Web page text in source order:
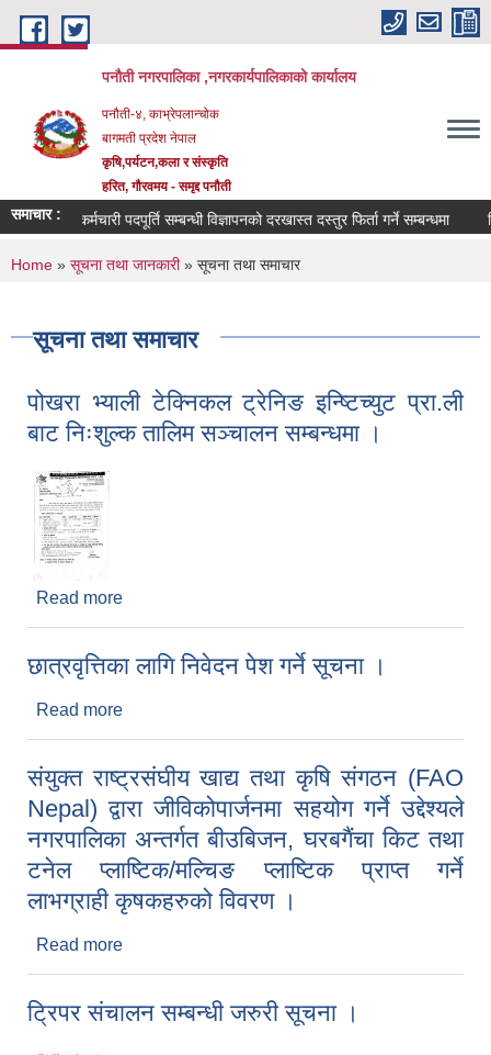
Skip to main content
पनौती नगरपालिका ,नगरकार्यपालिकाको कार्यालय
पनौती-४, काभ्रेपलान्चोक
बागमती प्रदेश नेपाल
कृषि,पर्यटन,कला र संस्कृति
हरित, गौरवमय - समृद्द पनौती
समाचार : कर्मचारी पदपूर्ति सम्बन्धी विज्ञापनको दरखास्त दस्तुर फिर्ता गर्ने सम्बन्धमा
You are here
Home » सूचना तथा जानकारी» सूचना तथा समाचार
सूचना तथा समाचार
पोखरा भ्याली टेक्निकल ट्रेनिङ इन्ष्टिच्युट प्रा.ली
बाट निःशुल्क तालिम सञ्चालन सम्बन्धमा ।
Read more
छात्रवृत्तिका लागि निवेदन पेश गर्ने सूचना ।
Read more
संयुक्त राष्ट्रसंघीय खाद्य तथा कृषि संगठन (FAO
Nepal) द्वारा जीविकोपार्जनमा सहयोग गर्ने उद्देश्यले
नगरपालिका अन्तर्गत बीउबिजन, घरबगैंचा किट तथा
टनेल प्लाष्टिक/मल्चिङ प्लाष्टिक प्राप्त गर्ने
लाभग्राही कृषकहरुको विवरण ।
Read more
प्लाष्टिक/मल्चिङ प्लाष्टिक प्राप्त गर्ने
ट्रिपर संचालन सम्बन्धी जरुरी सूचना ।